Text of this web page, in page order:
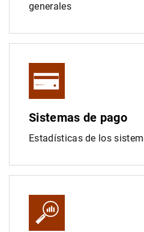
generales
Sistemas de pago
Estadísticas de los